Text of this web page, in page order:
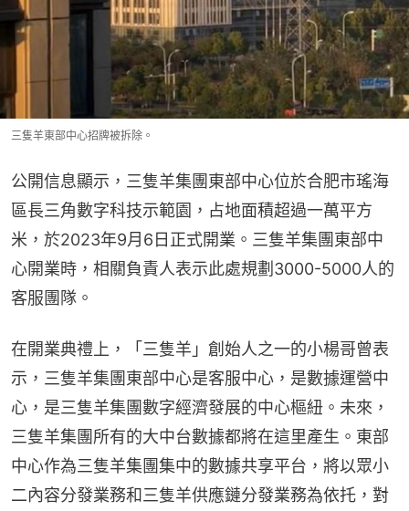
三隻羊東部中心招牌被拆除。
公開信息顯示，三隻羊集團東部中心位於合肥市瑤海
區長三角數字科技示範園，占地面積超過一萬平方
米，於2023年9月6日正式開業。三隻羊集團東部中
心開業時，相關負責人表示此處規劃3000-5000人的
客服團隊。
在開業典禮上，「三隻羊」創始人之一的小楊哥曾表
示，三隻羊集團東部中心是客服中心，是數據運營中
心，是三隻羊集團數字經濟發展的中心樞紐。未來，
三隻羊集團所有的大中台數據都將在這里產生。東部
中心作為三隻羊集團集中的數據共享平台，將以眾小
二內容分發業務和三隻羊供應鏈分發業務為依托，對